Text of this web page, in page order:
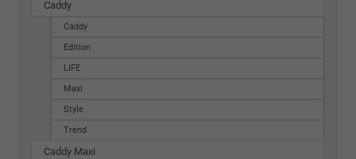
Caddy
Caddy
Edition
LIFE
Maxi
Style
Trend
Caddy Maxi